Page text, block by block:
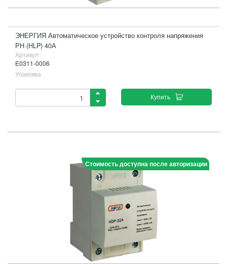
ЭНЕРГИЯ Автоматическое устройство контроля напряжения
РН (HLP) 40А
Артикул :
Е0311-0006
Упаковка
Купить
Стоимость доступна после авторизации